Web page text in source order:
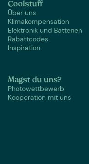
Coolstuff
Über uns
Klimakompensation
Elektronik und Batterien
Rabattcodes
Inspiration
Magst du uns?
Photowettbewerb
Kooperation mit uns